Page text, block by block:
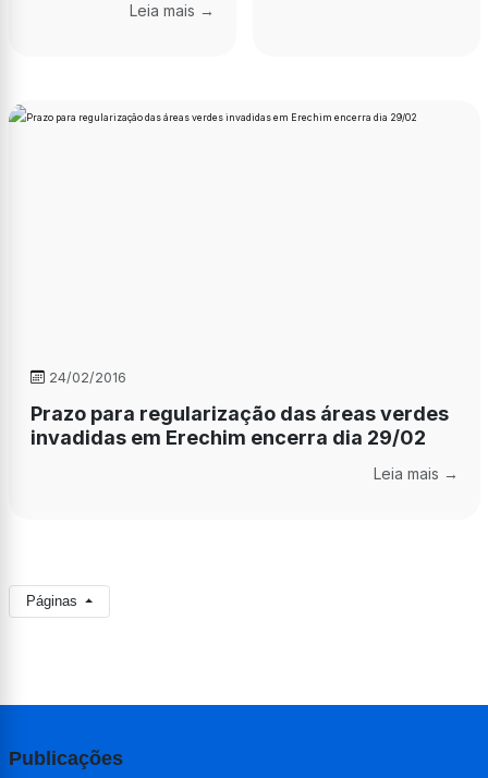
Leia mais →
24/02/2016
Prazo para regularização das áreas verdes
invadidas em Erechim encerra dia 29/02
Leia mais →
Páginas
Publicações